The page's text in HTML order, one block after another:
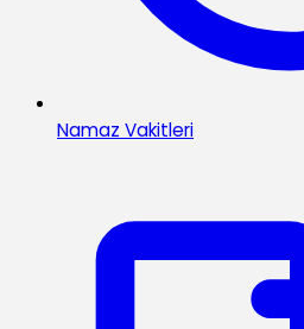
Namaz Vakitleri